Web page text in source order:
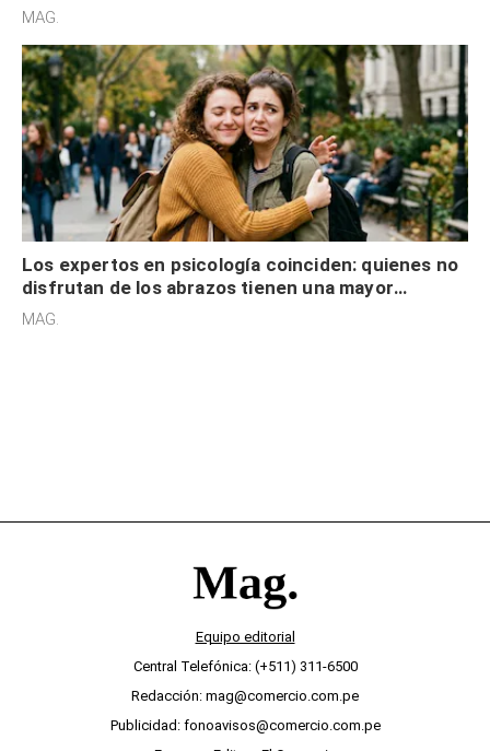
cognitiva, gratitud y no solo tienen autocontrol
MAG.
Los expertos en psicología coinciden: quienes no
disfrutan de los abrazos tienen una mayor
sensibilidad a los estímulos físicos y no es por
MAG.
Equipo editorial
Central Telefónica: (+511) 311-6500
Redacción: mag@comercio.com.pe
Publicidad: fonoavisos@comercio.com.pe